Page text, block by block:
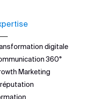
digitale
360°
Marketing
réputation